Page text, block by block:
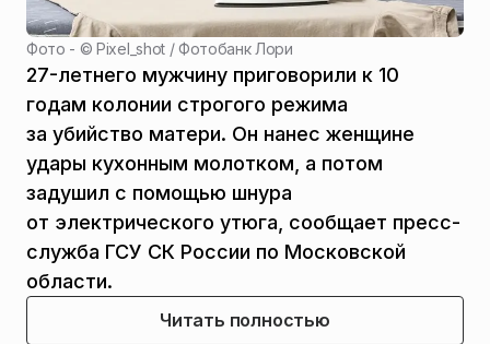
Фото - ©Pixel_shot / Фотобанк Лори
27-летнего мужчину приговорили к 10
годам колонии строгого режима
за убийство матери. Он нанес женщине
удары кухонным молотком, а потом
задушил с помощью шнура
от электрического утюга, сообщает пресс-
служба ГСУ СК России по Московской
области.
Читать полностью